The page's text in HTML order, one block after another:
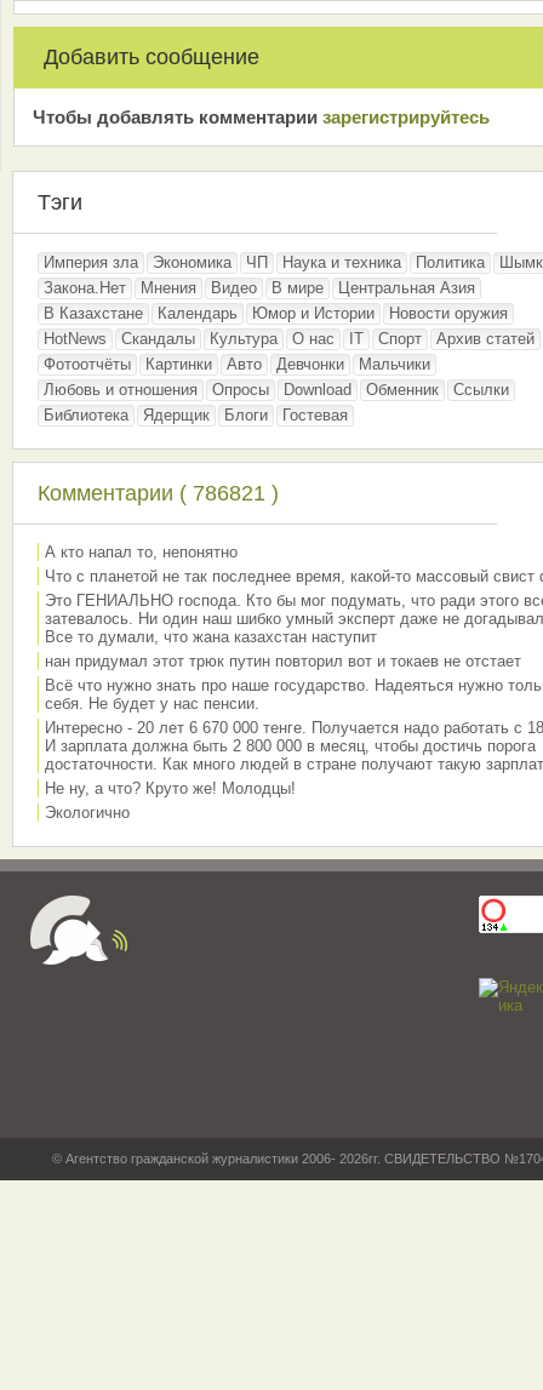
Добавить сообщение
Чтобы добавлять комментарии зарeгиcтрирyйтeсь
Тэги
Империя зла Экономика ЧП Наука и техника Политика
Закона.Нет
Мнения Видео В мире
Центральная Азия
В Казахстане
Календарь Юмор и Истории
Новости оружия
HotNews
Скандалы Культура О нас IT Спорт
Архив статей
Фотоотчёты
Картинки Авто Девчонки
Мальчики
Любовь и отношения
Опросы Download Обменник
Ссылки
Библиотека
Ядерщик Блоги Гостевая
Комментарии ( 786821 )
А кто напал то, непонятно
Что с планетой не так последнее время, какой-то массовый свист
Это ГЕНИАЛЬНО господа. Кто бы мог подумать, что ради этого
затевалось. Ни один наш шибко умный эксперт даже не
Все то думали, что жана казахстан наступит
нан придумал этот трюк путин повторил вот и токаев не отстает
Всё что нужно знать про наше государство. Надеяться нужно
себя. Не будет у нас пенсии.
Интересно - 20 лет 6 670 000 тенге. Получается надо работать с
И зарплата должна быть 2 800 000 в месяц, чтобы достичь порога
достаточности. Как много людей в стране получают такую
Не ну, а что? Круто же! Молодцы!
Экологично
© Агентство гражданской журналистики 2006- 2026гг. СВИДЕТЕЛЬСТВО